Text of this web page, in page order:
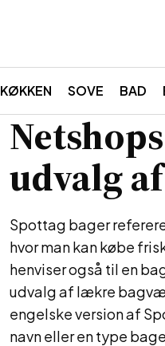
KØKKEN SOVE BAD
udvalg
Spottag bager
hvor man kan købe
henviser også til en
udvalg af lækre
engelske version af
navn eller en type